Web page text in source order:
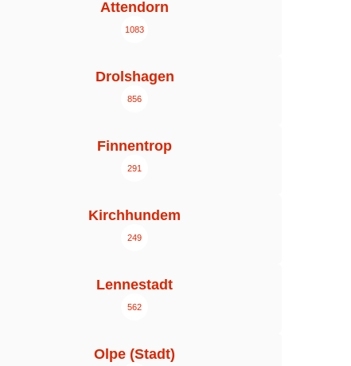
Attendorn
1083
Drolshagen
856
Finnentrop
291
Kirchhundem
249
Lennestadt
562
Olpe (Stadt)